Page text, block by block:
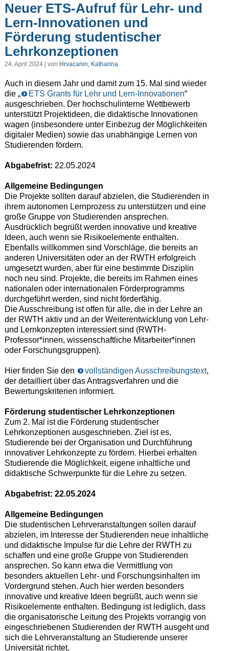
Neuer ETS-Aufruf für Lehr- und
Lern-Innovationen und
Förderung studentischer
Lehrkonzeptionen
24. April 2024 | von Hrvacanin, Katharina
Auch in diesem Jahr und damit zum 15. Mal sind wieder
die „
ETS Grants für Lehr und Lern-Innovationen“
ausgeschrieben. Der hochschulinterne Wettbewerb
unterstützt Projektideen, die didaktische Innovationen
wagen (insbesondere unter Einbezug der Möglichkeiten
digitaler Medien) sowie das unabhängige Lernen von
Studierenden fördern.
Abgabefrist: 22.05.2024
Allgemeine Bedingungen
Die Projekte sollten darauf abzielen, die Studierenden in
ihrem autonomen Lernprozess zu unterstützen und eine
große Gruppe von Studierenden ansprechen.
Ausdrücklich begrüßt werden innovative und kreative
Ideen, auch wenn sie Risikoelemente enthalten.
Ebenfalls willkommen sind Vorschläge, die bereits an
anderen Universitäten oder an der RWTH erfolgreich
umgesetzt wurden, aber für eine bestimmte Disziplin
noch neu sind. Projekte, die bereits im Rahmen eines
nationalen oder internationalen Förderprogramms
durchgeführt werden, sind nicht förderfähig.
Die Ausschreibung ist offen für alle, die in der Lehre an
der RWTH aktiv und an der Weiterentwicklung von Lehr-
und Lernkonzepten interessiert sind (RWTH-
Professor*innen, wissenschaftliche Mitarbeiter*innen
oder Forschungsgruppen).
Hier finden Sie den vollständigen Ausschreibungstext,
der detailliert über das Antragsverfahren und die
Bewertungskriterien informiert.
Förderung studentischer Lehrkonzeptionen
Zum 2. Mal ist die Förderung studentischer
Lehrkonzeptionen ausgeschrieben. Ziel ist es,
Studierende bei der Organisation und Durchführung
innovativer Lehrkonzepte zu fördern. Hierbei erhalten
Studierende die Möglichkeit, eigene inhaltliche und
didaktische Schwerpunkte für die Lehre zu setzen.
Abgabefrist: 22.05.2024
Allgemeine Bedingungen
Die studentischen Lehrveranstaltungen sollen darauf
abzielen, im Interesse der Studierenden neue inhaltliche
und didaktische Impulse für die Lehre der RWTH zu
schaffen und eine große Gruppe von Studierenden
ansprechen. So kann etwa die Vermittlung von
besonders aktuellen Lehr- und Forschungsinhalten im
Vordergrund stehen. Auch hier werden besonders
innovative und kreative Ideen begrüßt, auch wenn sie
Risikoelemente enthalten. Bedingung ist lediglich, dass
die organisatorische Leitung des Projekts vorrangig von
eingeschriebenen Studierenden der RWTH ausgeht und
sich die Lehrveranstaltung an Studierende unserer
Universität richtet.